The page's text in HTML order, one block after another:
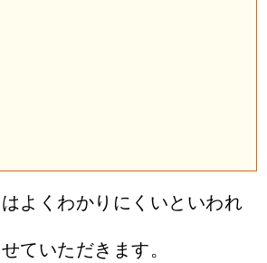
よくわかりにくいといわれ
ていただきます。